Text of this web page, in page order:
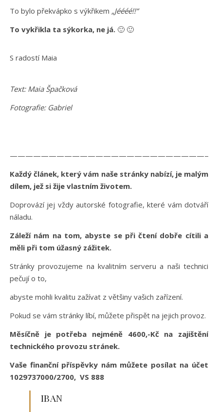
To bylo překvápko s výkřikem „Jéééé!!“
To vykřikla ta sýkorka, ne já. 🙂 🙂
S radostí Maia
Text: Maia Špačková
Fotografie: Gabriel
Každý článek, který vám naše stránky nabízí, je malým
dílem, jež si žije vlastním životem.
Doprovází jej vždy autorské fotografie, které vám dotváří
náladu.
Záleží nám na tom, abyste se při čtení dobře cítili a
měli při tom úžasný zážitek.
Stránky provozujeme na kvalitním serveru a naši technici
pečují o to,
abyste mohli kvalitu zažívat z většiny vašich zařízení.
Pokud se vám stránky líbí, můžete přispět na jejich provoz.
Měsíčně je potřeba nejméně 4600,-Kč na zajištění
technického provozu stránek.
Vaše finanční příspěvky nám můžete posílat na účet
1029737000/2700, VS 888
IBAN